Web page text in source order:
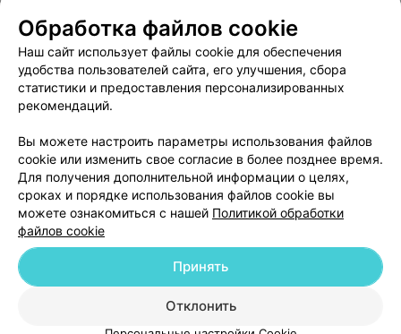
Медицинский маркетинг
Публичный договор
Пользовательское соглашение
Способы оплаты
Вакансии
Партнеры
Написать руководителю 103.by
Персональные настройки cookie
Обработка персональных данных
© 2026 ООО «Артокс Лаб», УНП 191700409| 220012, Республика Беларусь,
г. Минск, улица Толбухина, 2, пом. 16 | help@103.by
Обработка файлов cookie
Наш сайт использует файлы cookie для обеспечения
удобства пользователей сайта, его улучшения, сбора
статистики и предоставления персонализированных
рекомендаций.
Вы можете настроить параметры использования файлов
cookie или изменить свое согласие в более позднее время.
Для получения дополнительной информации о целях,
сроках и порядке использования файлов cookie вы
можете ознакомиться с нашей Политикой обработки
файлов cookie
Отклонить
Принять